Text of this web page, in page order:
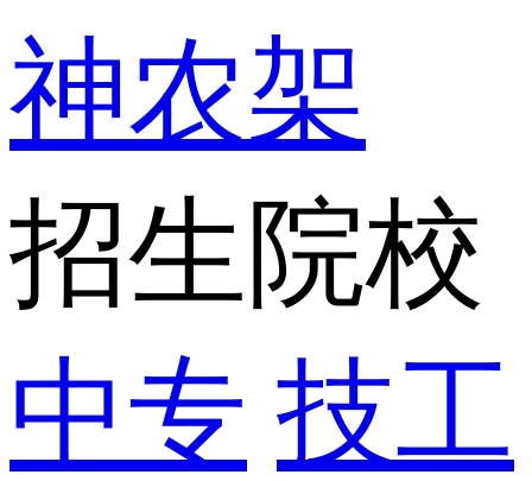
神农架
招生院校
中专 技工